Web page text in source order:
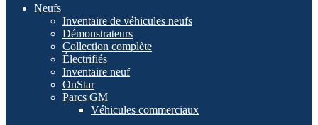
Neufs
Inventaire de véhicules neufs
Démonstrateurs
Collection complète
Électrifiés
Inventaire neuf
OnStar
Parcs GM
Véhicules commerciaux